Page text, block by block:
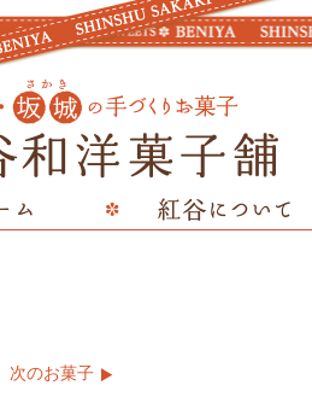
次のお菓子